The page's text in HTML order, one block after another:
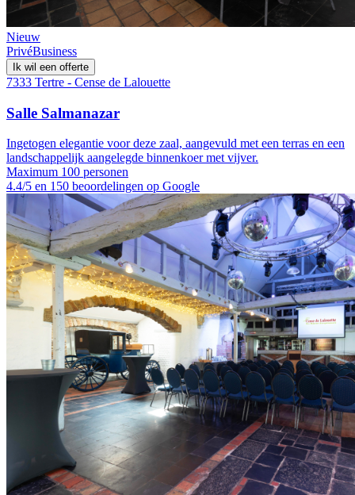
Nieuw
PrivéBusiness
Ik wil een offerte
7333 Tertre - Cense de Lalouette
Salle Salmanazar
Ingetogen elegantie voor deze zaal, aangevuld met een terras en een
landschappelijk aangelegde binnenkoer met vijver.
Maximum 100 personen
4.4/5 en 150 beoordelingen op Google